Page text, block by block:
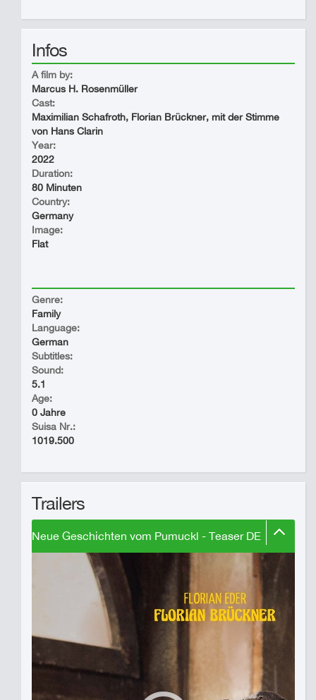
Infos
A film by:
Marcus H. Rosenmüller
Cast:
Maximilian Schafroth, Florian Brückner, mit der Stimme
von Hans Clarin
Year:
2022
Duration:
80 Minuten
Country:
Germany
Image:
Flat
Genre:
Family
Language:
German
Subtitles:
Sound:
5.1
Age:
0 Jahre
Suisa Nr.:
1019.500
Trailers
Neue Geschichten vom Pumuckl - Teaser DE